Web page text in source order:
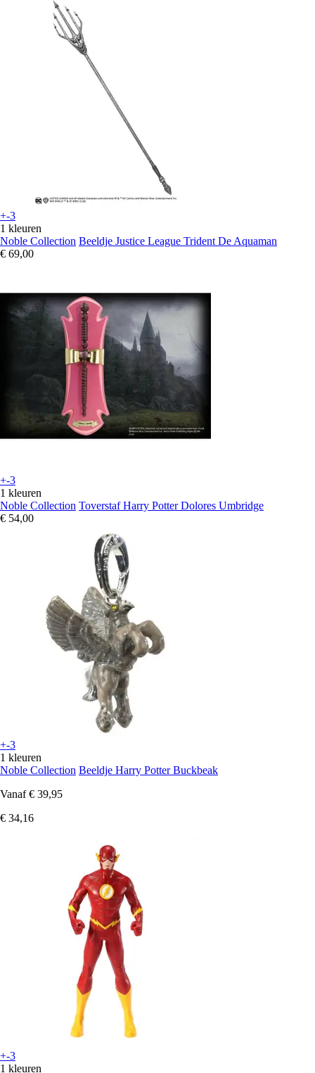
+-3
1 kleuren
Noble Collection Beeldje Justice League Trident De Aquaman
€ 69,00
+-3
1 kleuren
Noble Collection Toverstaf Harry Potter Dolores Umbridge
€ 54,00
+-3
1 kleuren
Noble Collection Beeldje Harry Potter Buckbeak
Vanaf € 39,95
€ 34,16
+-3
1 kleuren